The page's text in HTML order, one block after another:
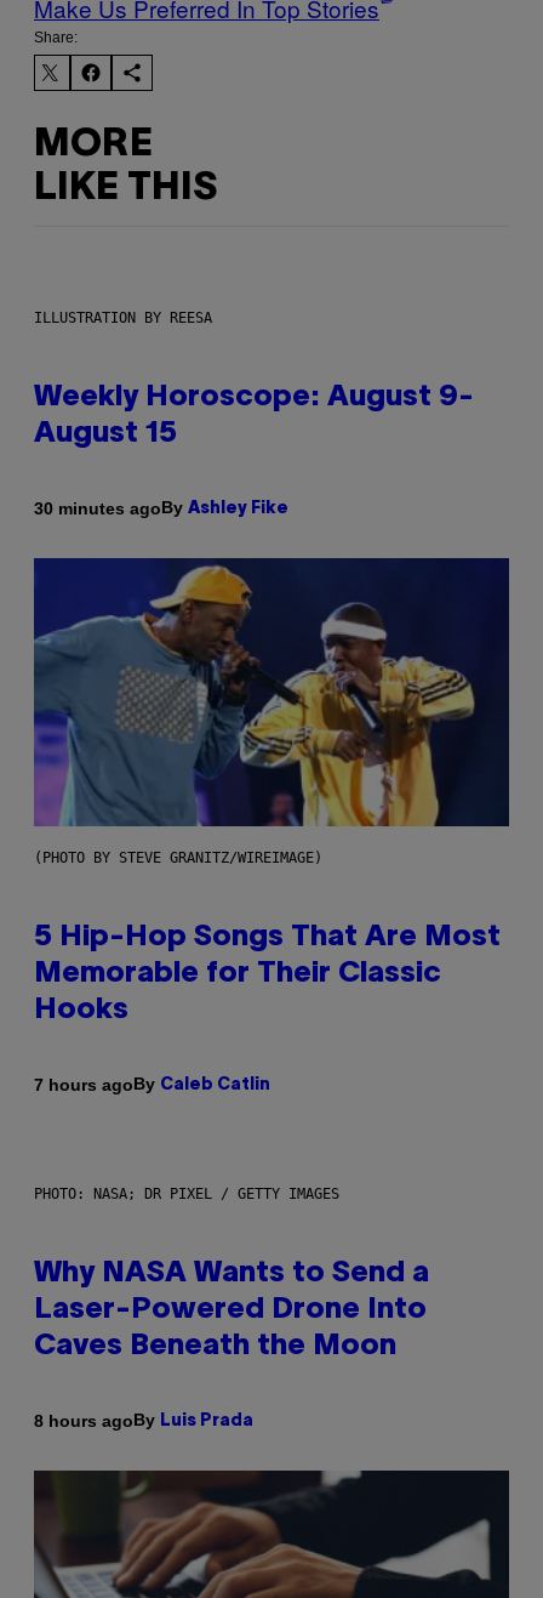
Make Us Preferred In Top Stories
Share:
MORE
LIKE THIS
ILLUSTRATION BY REESA
Weekly Horoscope: August 9-
August 15
30 minutes agoBy Ashley Fike
(PHOTO BY STEVE GRANITZ/WIREIMAGE)
5 Hip-Hop Songs That Are Most
Memorable for Their Classic
Hooks
7 hours agoBy Caleb Catlin
PHOTO: NASA; DR PIXEL / GETTY IMAGES
Why NASA Wants to Send a
Laser-Powered Drone Into
Caves Beneath the Moon
8 hours agoBy Luis Prada